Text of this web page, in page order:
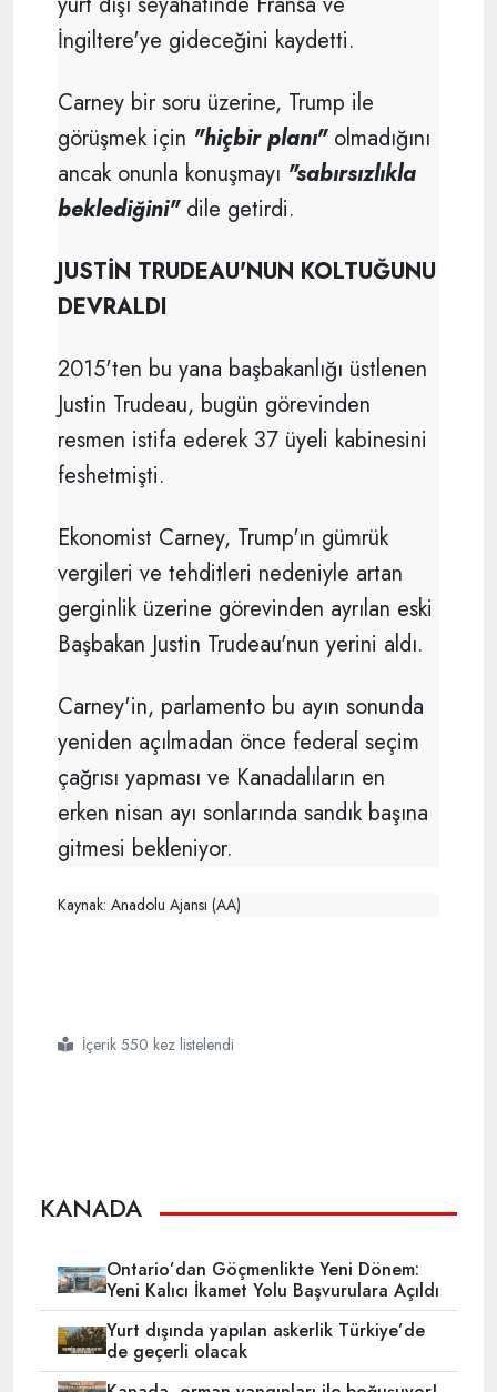
İngiltere'ye gideceğini kaydetti.
Carney bir soru üzerine, Trump ile
görüşmek için "hiçbir planı"olmadığını
ancak onunla konuşmayı "sabırsızlıkla
beklediğini"dile getirdi.
JUSTİN TRUDEAU'NUN KOLTUĞUNU
DEVRALDI
2015'ten bu yana başbakanlığı üstlenen
Justin Trudeau, bugün görevinden
resmen istifa ederek 37 üyeli kabinesini
feshetmişti.
Ekonomist Carney, Trump'ın gümrük
vergileri ve tehditleri nedeniyle artan
gerginlik üzerine görevinden ayrılan eski
Başbakan Justin Trudeau'nun yerini aldı.
Carney'in, parlamento bu ayın sonunda
yeniden açılmadan önce federal seçim
çağrısı yapması ve Kanadalıların en
erken nisan ayı sonlarında sandık başına
gitmesi bekleniyor.
Kaynak: Anadolu Ajansı (AA)
#kanada
#abd
#ilhak
#mark carney
İçerik 550 kez listelendi
KANADA
Ontario’dan Göçmenlikte Yeni Dönem:
Yeni Kalıcı İkamet Yolu Başvurulara Açıldı
Yurt dışında yapılan askerlik Türkiye’de
de geçerli olacak